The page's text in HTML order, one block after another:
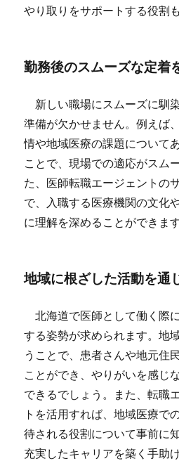
やり取りをサポートする役割
勤務後のスムーズな定着
新しい職場にスムーズに馴
準備が欠かせません。例えば
情や地域医療の課題について
ことで、現場での適応がスム
た、医師転職エージェントの
で、入職する医療機関の文化
に理解を深めることができます
地域に根ざした活動を通
北海道で医師として働く際
する姿勢が求められます。地
うことで、患者さんや地元住
ことができ、やりがいを感じ
できるでしょう。また、転職
トを活用すれば、地域医療で
待される役割について事前に
充実したキャリアを築く手助